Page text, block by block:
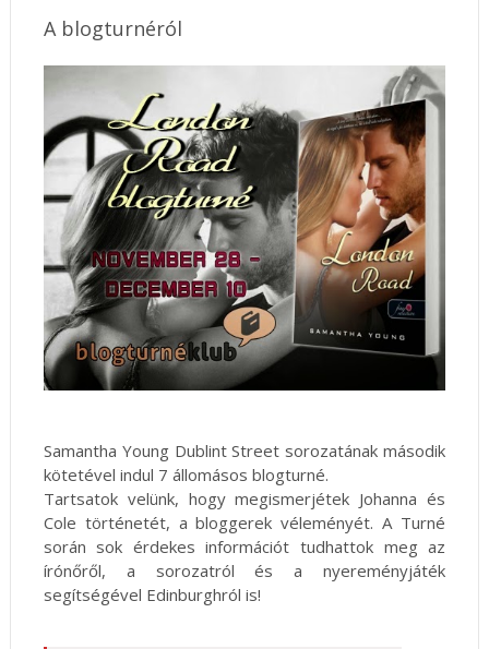
A blogturnéról
Samantha Young Dublint Street sorozatának második
kötetével indul 7 állomásos blogturné.
Tartsatok velünk, hogy megismerjétek Johanna és
Cole történetét, a bloggerek véleményét. A Turné
során sok érdekes információt tudhattok meg az
írónőről, a sorozatról és a nyereményjáték
segítségével Edinburghról is!